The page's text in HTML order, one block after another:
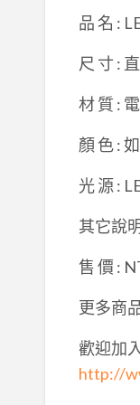
品 名 :
尺 寸 :
材 質 :
顏 色 :
光 源 :
其它說
售 價 :
更多商
歡迎加
http://